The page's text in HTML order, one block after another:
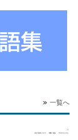
一覧へ